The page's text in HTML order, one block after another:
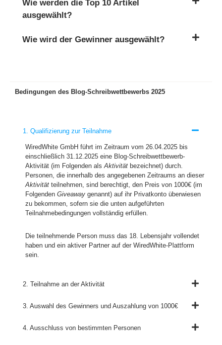
Wie werden die Top 10 Artikel
ausgewählt?
Wie wird der Gewinner ausgewählt?
Bedingungen des Blog-Schreibwettbewerbs 2025
1. Qualifizierung zur Teilnahme
WiredWhite GmbH führt im Zeitraum vom 26.04.2025 bis
einschließlich 31.12.2025 eine Blog-Schreibwettbewerb-
Aktivität (im Folgenden alsAktivität bezeichnet) durch.
Personen, die innerhalb des angegebenen Zeitraums an dieser
Aktivität teilnehmen, sind berechtigt, den Preis von 1000€ (im
Folgenden Giveaway genannt) auf ihr Privatkonto überwiesen
zu bekommen, sofern sie die unten aufgeführten
Teilnahmebedingungen vollständig erfüllen.
Die teilnehmende Person muss das 18. Lebensjahr vollendet
haben und ein aktiver Partner auf der WiredWhite-Plattform
sein.
2. Teilnahme an der Aktivität
3. Auswahl des Gewinners und Auszahlung von 1000€
4. Ausschluss von bestimmten Personen